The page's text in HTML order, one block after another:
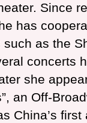
Since
has
as the
concerts
she
an Off-
China’s first